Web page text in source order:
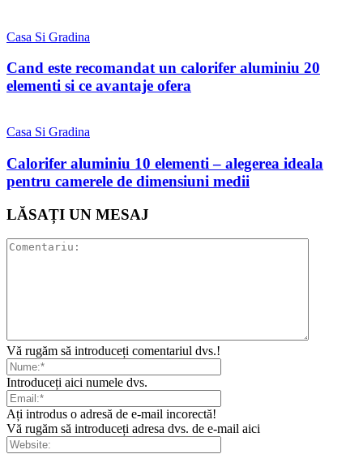
Casa Si Gradina
Cand este recomandat un calorifer aluminiu 20
elementi si ce avantaje ofera
Casa Si Gradina
Calorifer aluminiu 10 elementi – alegerea ideala
pentru camerele de dimensiuni medii
LĂSAȚI UN MESAJ
Vă rugăm să introduceți comentariul dvs.!
Introduceți aici numele dvs.
Ați introdus o adresă de e-mail incorectă!
Vă rugăm să introduceți adresa dvs. de e-mail aici